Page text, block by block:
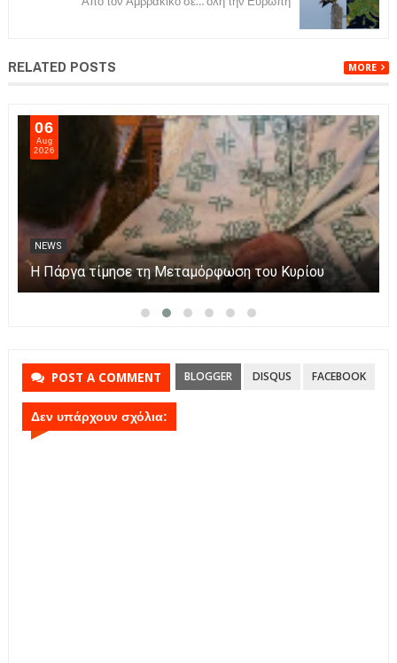
RELATED POSTS MORE
06
Aug
2026
NEWS
Η Πάργα τίμησε τη Μεταμόρφωση του Κυρίου
POST A COMMENT BLOGGER DISQUS FACEBOOK
Δεν υπάρχουν σχόλια: